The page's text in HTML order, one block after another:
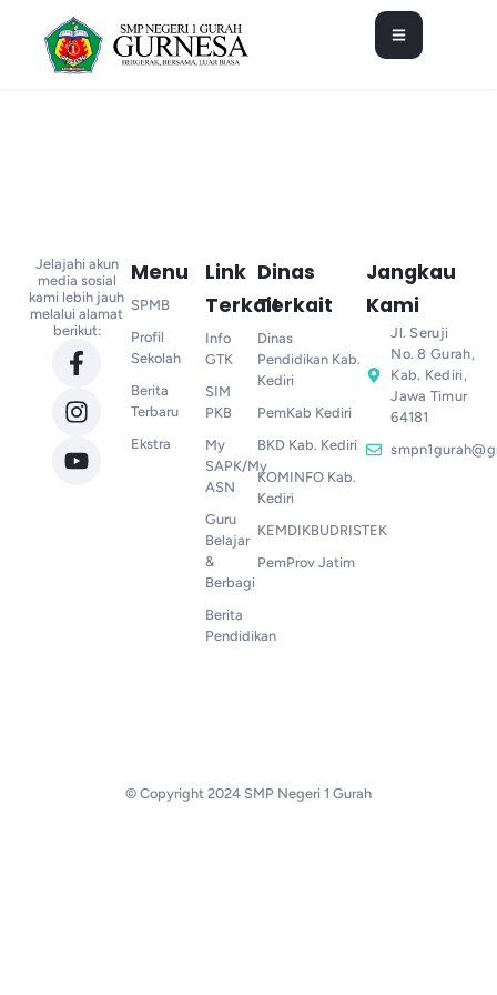
Jelajahi akun
media sosial
kami lebih jauh
melalui alamat
berikut:
Menu
SPMB
Profil
Sekolah
Berita
Terbaru
Ekstra
Link
Terkait
Info
GTK
SIM
PKB
My
SAPK/My
ASN
Guru
Belajar
&
Berbagi
Berita
Pendidikan
Dinas
Terkait
Dinas
Pendidikan Kab.
Kediri
PemKab Kediri
BKD Kab. Kediri
KOMINFO Kab.
Kediri
KEMDIKBUDRISTEK
PemProv Jatim
Jangkau
Kami
Jl. Seruji
No. 8 Gurah,
Kab. Kediri,
Jawa Timur
64181
© Copyright 2024 SMP Negeri 1 Gurah